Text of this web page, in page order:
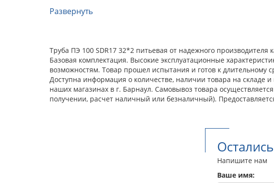
Развернуть
Труба ПЭ 100 SDR17 32*2 питьевая от надежного
Базовая комплектация. Высокие эксплуатационные
возможностям. Товар прошел испытания и готов к длительному
Доступна информация о количестве, наличии товара на складе
наших магазинах в г. Барнаул. Самовывоз товара
получении, расчет наличный или безналичный).
Напишите нам
Ваше имя: